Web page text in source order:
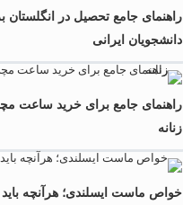
راهنمای جامع تحصیل در انگلستان
دانشجویان ایرانی
راهنمای جامع برای خرید ساعت
زنانه
خواص ماست ایسلندی؛ هرآنچه باید